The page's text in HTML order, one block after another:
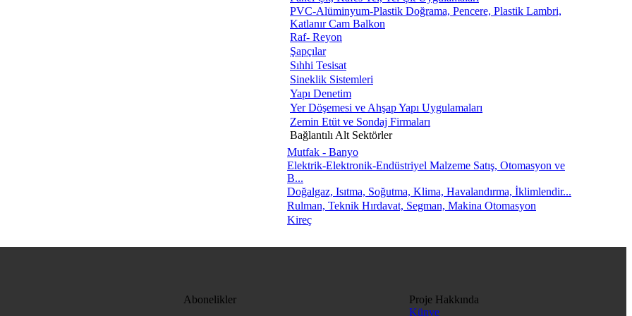
PVC-Alüminyum-Plastik Doğrama, Pencere, Plastik Lambri,
Katlanır Cam Balkon
Raf- Reyon
Şapçılar
Sıhhi Tesisat
Sineklik Sistemleri
Yapı Denetim
Yer Döşemesi ve Ahşap Yapı Uygulamaları
Zemin Etüt ve Sondaj Firmaları
Bağlantılı Alt Sektörler
Mutfak - Banyo
Elektrik-Elektronik-Endüstriyel Malzeme Satış, Otomasyon ve
B...
Doğalgaz, Isıtma, Soğutma, Klima, Havalandırma, İklimlendir...
Rulman, Teknik Hırdavat, Segman, Makina Otomasyon
Kireç
Abonelikler
Proje Hakkında
Künye